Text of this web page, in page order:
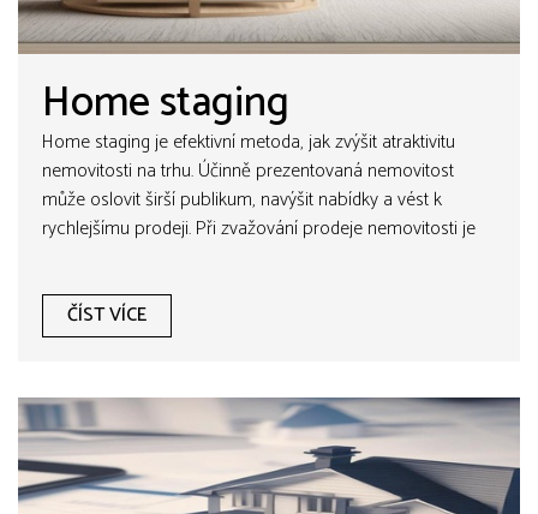
Home staging
Home staging je efektivní metoda, jak zvýšit atraktivitu
nemovitosti na trhu. Účinně prezentovaná nemovitost
může oslovit širší publikum, navýšit nabídky a vést k
rychlejšímu prodeji. Při zvažování prodeje nemovitosti je
ČÍST VÍCE